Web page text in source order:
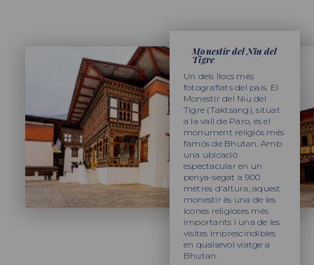
Monestir del Niu del
Tigre
Un dels llocs més
fotografiats del país. El
Monestir del Niu del
Tigre (Taktsang), situat
a la vall de Paro, és el
monument religiós més
famós de Bhutan. Amb
una ubicació
espectacular en un
penya-segat a 900
metres d'altura, aquest
monestir és una de les
icones religioses més
importants i una de les
visites imprescindibles
en qualsevol viatge a
Bhutan.